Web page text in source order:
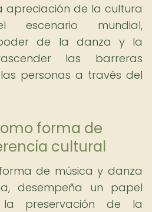
apreciación de la cultura
mundial,
de la danza y la
las barreras
personas a través del
forma de
cultural
de música y danza
desempeña un papel
preservación de la